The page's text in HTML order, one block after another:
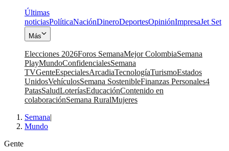
Últimas
noticiasPolíticaNaciónDineroDeportesOpiniónImpresaJet Set
Más
Elecciones 2026Foros SemanaMejor ColombiaSemana
PlayMundoConfidencialesSemana
TVGenteEspecialesArcadiaTecnologíaTurismoEstados
UnidosVehículosSemana SostenibleFinanzas Personales4
PatasSaludLoteríasEducaciónContenido en
colaboraciónSemana RuralMujeres
Semana|
Mundo
Gente